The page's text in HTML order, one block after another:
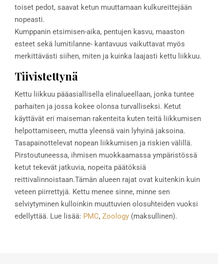
toiset pedot, saavat ketun muuttamaan kulkureittejään
nopeasti.
Kumppanin etsimisen-aika, pentujen kasvu, maaston
esteet sekä lumitilanne- kantavuus vaikuttavat myös
merkittävästi siihen, miten ja kuinka laajasti kettu liikkuu.
Tiivistettynä
Kettu liikkuu pääasiallisella elinalueellaan, jonka tuntee
parhaiten ja jossa kokee olonsa turvalliseksi. Ketut
käyttävät eri maiseman rakenteita kuten teitä liikkumisen
helpottamiseen, mutta yleensä vain lyhyinä jaksoina.
Tasapainottelevat nopean liikkumisen ja riskien välillä.
Pirstoutuneessa, ihmisen muokkaamassa ympäristössä
ketut tekevät jatkuvia, nopeita päätöksiä
reittivalinnoistaan.Tämän alueen rajat ovat kuitenkin kuin
veteen piirrettyjä. Kettu menee sinne, minne sen
selviytyminen kulloinkin muuttuvien olosuhteiden vuoksi
edellyttää. Lue lisää: PMC, Zoology (maksullinen).